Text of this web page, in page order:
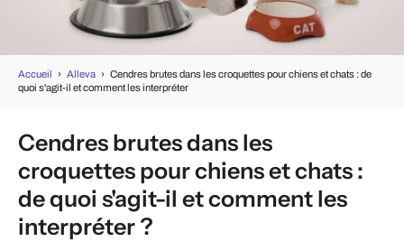
Accueil › Alleva › Cendres brutes dans les croquettes pour chiens et chats : de
quoi s'agit-il et comment les interpréter
Cendres brutes dans les
croquettes pour chiens et chats :
de quoi s'agit-il et comment les
interpréter ?